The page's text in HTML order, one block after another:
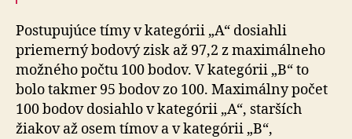
Postupujúce tímy v kategórii „A“ dosiahli
priemerný bodový zisk až 97,2 z maximálneho
možného počtu 100 bodov. V kategórii „B“ to
bolo takmer 95 bodov zo 100. Maximálny počet
100 bodov dosiahlo v kategórii „A“, starších
žiakov až osem tímov a v kategórii „B“,